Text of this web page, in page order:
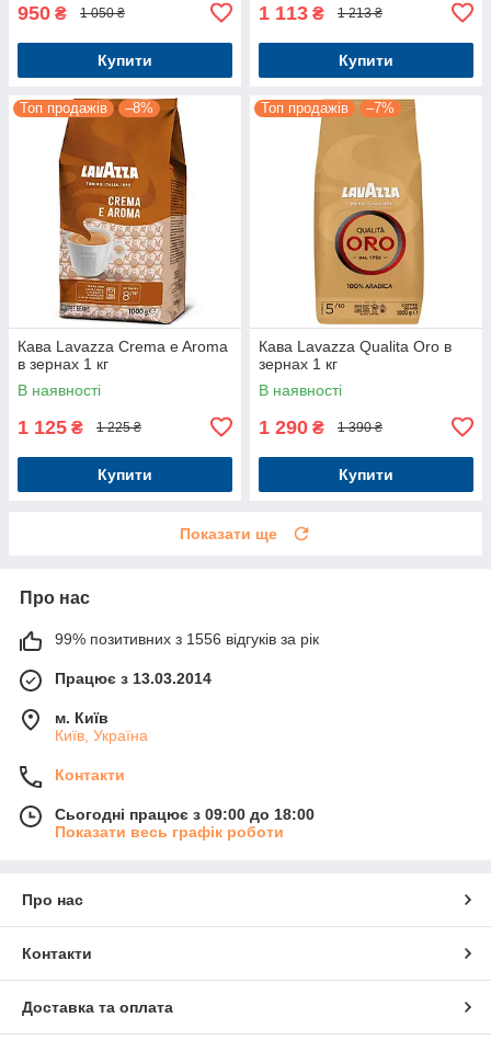
950 ₴ 1 050 ₴
Купити
1 113 ₴ 1 213 ₴
Купити
Топ продажів –8%
Кава Lavazza Crema e Aroma
в зернах 1 кг
В наявності
1 125 ₴ 1 225 ₴
Купити
Топ продажів –7%
Кава Lavazza Qualita Oro в
зернах 1 кг
В наявності
1 290 ₴ 1 390 ₴
Купити
Показати ще
Про нас
99% позитивних з 1556 відгуків за рік
Працює з 13.03.2014
м. Київ
Київ, Україна
Контакти
Сьогодні працює з 09:00 до 18:00
Показати весь графік роботи
Про нас
Контакти
Доставка та оплата